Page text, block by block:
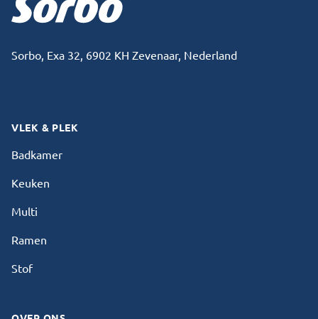
Sorbo, Exa 32, 6902 KH Zevenaar, Nederland
VLEK & PLEK
Badkamer
Keuken
Multi
Ramen
Stof